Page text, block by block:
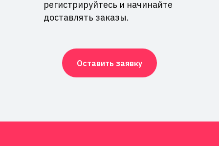
регистрируйтесь и начинайте
доставлять заказы.
Оставить заявку